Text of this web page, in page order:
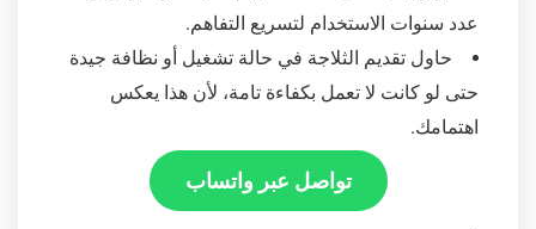
عدد سنوات الاستخدام لتسريع التفاهم.
حاول تقديم الثلاجة في حالة تشغيل أو نظافة جيدة
حتى لو كانت لا تعمل بكفاءة تامة، لأن هذا يعكس
اهتمامك.
تواصل عبر واتساب